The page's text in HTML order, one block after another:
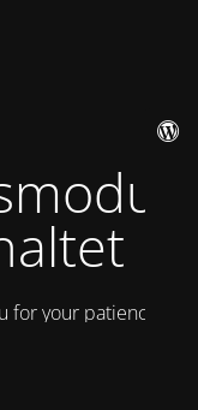
for your patience!